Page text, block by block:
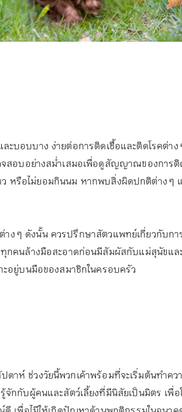
บอบบาง ง่ายต่อการติดเชื้อและติดโรคต่าง
จสอบอย่างสม่ำเสมอเพื่อดูสัญญาณของการ
ว หรือไม่ยอมกินนม หากพบสิ่งผิดปกติต่าง ๆ
ง ๆ ดังนั้น ควรปรึกษาสัตวแพทย์เกี่ยวกับก
กคนล้างมือสะอาดก่อนมีสัมผัสกับแม่สุนัขแ
ะอยู่บนมือของสมาชิกในครอบครัว
ดาห์ ช่วงวัยนี้พวกเค้าพร้อมที่จะเริ่มต้นทำค
กกับผู้คนและสัตว์เลี้ยงที่มีนิสัยเป็นมิตร เพื่อ